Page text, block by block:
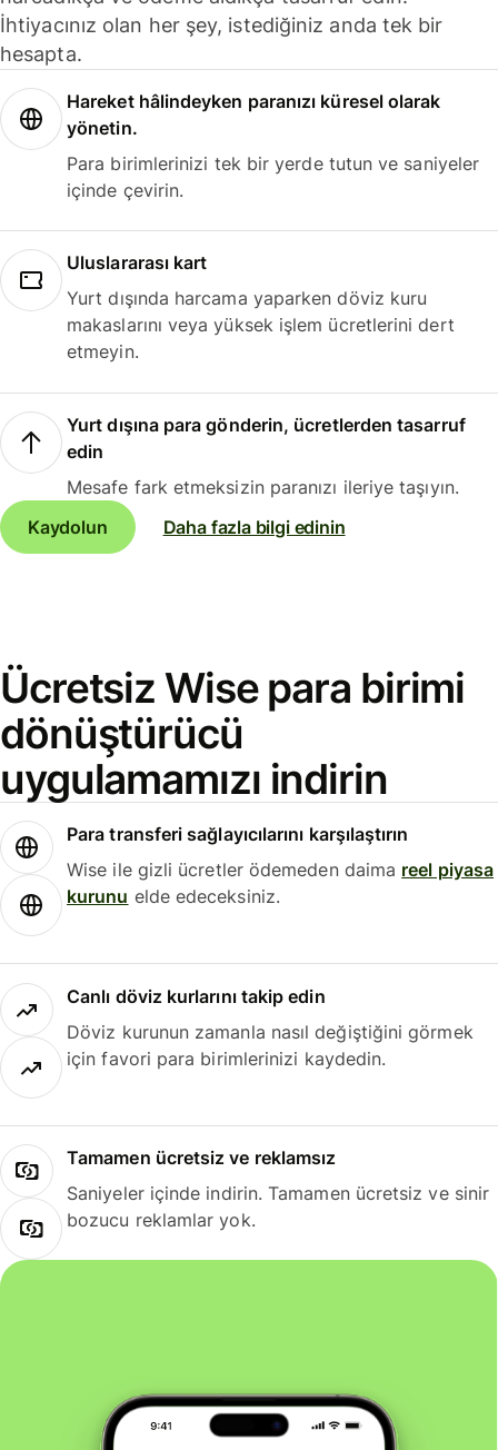
İhtiyacınız olan her şey, istediğiniz anda tek bir
hesapta.
Hareket hâlindeyken paranızı küresel olarak
yönetin.
Para birimlerinizi tek bir yerde tutun ve saniyeler
içinde çevirin.
Uluslararası kart
Yurt dışında harcama yaparken döviz kuru
makaslarını veya yüksek işlem ücretlerini dert
etmeyin.
Yurt dışına para gönderin, ücretlerden tasarruf
edin
Mesafe fark etmeksizin paranızı ileriye taşıyın.
Kaydolun
Daha fazla bilgi edinin
Ücretsiz Wise para birimi
dönüştürücü
uygulamamızı indirin
Para transferi sağlayıcılarını karşılaştırın
Wise ile gizli ücretler ödemeden daima reel piyasa
kurunu elde edeceksiniz.
Canlı döviz kurlarını takip edin
Döviz kurunun zamanla nasıl değiştiğini görmek
için favori para birimlerinizi kaydedin.
Tamamen ücretsiz ve reklamsız
Saniyeler içinde indirin. Tamamen ücretsiz ve sinir
bozucu reklamlar yok.